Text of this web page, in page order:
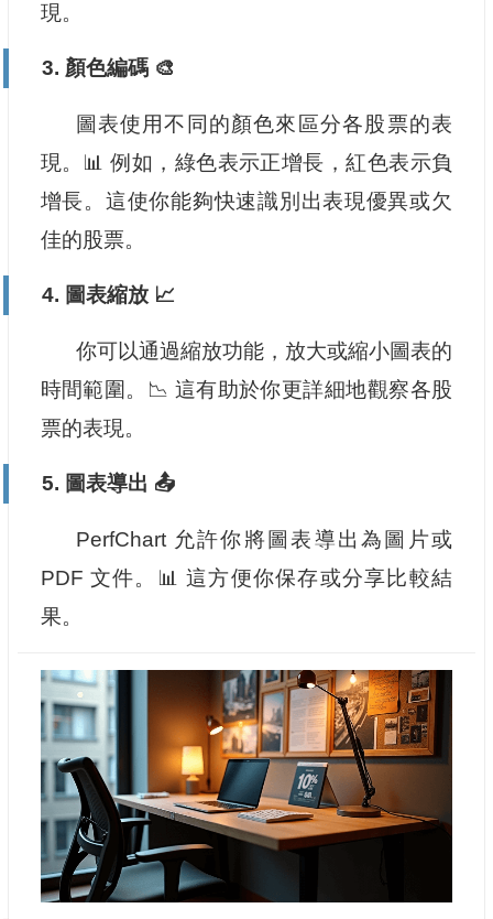
現。
3. 顏色編碼 🎨
圖表使用不同的顏色來區分各股票的表
現。📊 例如，綠色表示正增長，紅色表示負
增長。這使你能夠快速識別出表現優異或欠
佳的股票。
4. 圖表縮放 📈
你可以通過縮放功能，放大或縮小圖表的
時間範圍。📉 這有助於你更詳細地觀察各股
票的表現。
5. 圖表導出 📤
PerfChart 允許你將圖表導出為圖片或
PDF 文件。📊 這方便你保存或分享比較結
果。